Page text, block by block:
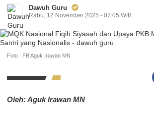
Dawuh Guru
Rabu, 12 November 2025 - 07:05 WIB
Foto : FB Aguk Irawan MN
Oleh: Aguk Irawan MN